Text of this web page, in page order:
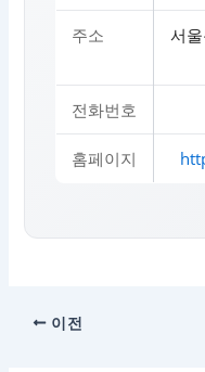
주소
서
전화번호
홈페이지
이전